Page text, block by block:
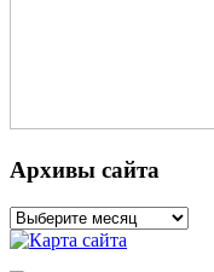
Архивы сайта
Архивы
сайта